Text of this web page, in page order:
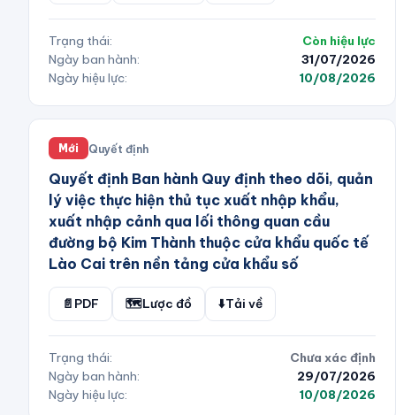
Trạng thái:
Còn hiệu lực
Ngày ban hành:
31/07/2026
Ngày hiệu lực:
10/08/2026
Mới Quyết định
Quyết định Ban hành Quy định theo dõi, quản
lý việc thực hiện thủ tục xuất nhập khẩu,
xuất nhập cảnh qua lối thông quan cầu
đường bộ Kim Thành thuộc cửa khẩu quốc tế
Lào Cai trên nền tảng cửa khẩu số
📄 PDF 🗺️Lược đồ ⬇️Tải về
Trạng thái:
Chưa xác định
Ngày ban hành:
29/07/2026
Ngày hiệu lực:
10/08/2026